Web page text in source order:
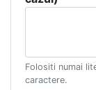
Folositi numai
caractere.